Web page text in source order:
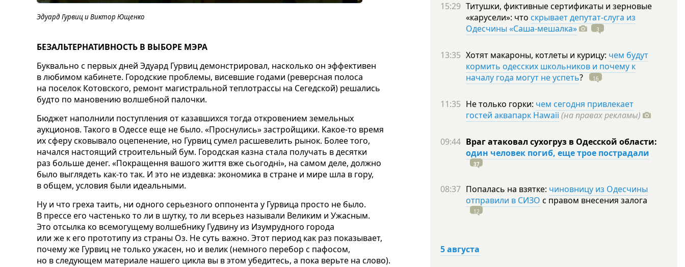
Эдуард Гурвиц и Виктор Ющенко
БЕЗАЛЬТЕРНАТИВНОСТЬ В ВЫБОРЕ МЭРА
Буквально с первых дней Эдуард Гурвиц демонстрировал, насколько он эффективен
в любимом кабинете. Городские проблемы, висевшие годами (реверсная полоса
на поселок Котовского, ремонт магистральной теплотрассы на Сегедской) решались
будто по мановению волшебной палочки.
Бюджет наполнили поступления от казавшихся тогда откровением земельных
аукционов. Такого в Одессе еще не было. «Проснулись» застройщики. Какое-то время
их сферу сковывало оцепенение, но Гурвиц сумел расшевелить рынок. Более того,
начался настоящий строительный бум. Городская казна стала получать в десятки
раз больше денег. «Покращення вашого життя вже сьогодні», на самом деле, должно
было выглядеть как-то так. И это не издевка: экономика в стране и мире шла в гору,
в общем, условия были идеальными.
Ну и что греха таить, ни одного серьезного оппонента у Гурвица просто не было.
В прессе его частенько то ли в шутку, то ли всерьез называли Великим и Ужасным.
Это отсылка ко всемогущему волшебнику Гудвину из Изумрудного города
или же к его прототипу из страны Оз. Не суть важно. Этот период как раз показывает,
почему же Гурвиц не только ужасен, но и велик (немного перебор с пафосом,
но в следующем материале нашего цикла вы в этом убедитесь, а пока верьте на слово).
15:29 Титушки, фиктивные сертификаты и зерновые
«карусели»: что скрывает депутат-слуга из
Одесчины «Саша-мешалка»
3
13:35 Хотят макароны, котлеты и курицу: чем будут
кормить одесских школьников и почему к
началу года могут не успеть? 16
11:35 Не только горки: чем сегодня привлекает
гостей аквапарк Hawaii (на правах рекламы)
09:44 Враг атаковал сухогруз в Одесской области:
один человек погиб, еще трое пострадали
37
08:37 Попалась на взятке: чиновницу из Одесчины
отправили в СИЗО с правом внесения залога
12
5 августа